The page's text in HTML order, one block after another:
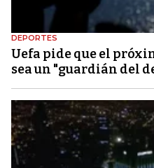
DEPORTES
Uefa pide que el
sea un "guardián del